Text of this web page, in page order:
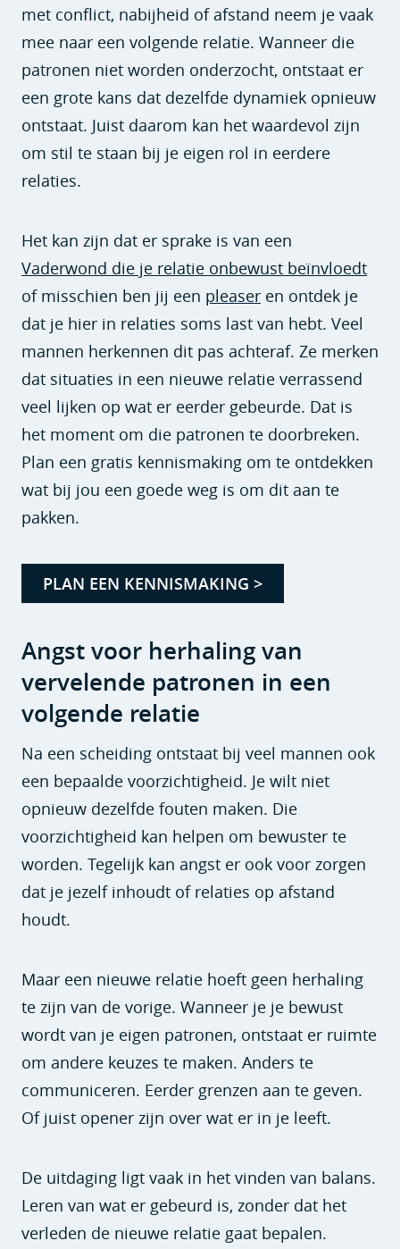
met conflict, nabijheid of afstand neem je vaak
mee naar een volgende relatie. Wanneer die
patronen niet worden onderzocht, ontstaat er
een grote kans dat dezelfde dynamiek opnieuw
ontstaat. Juist daarom kan het waardevol zijn
om stil te staan bij je eigen rol in eerdere
relaties.
Het kan zijn dat er sprake is van een
Vaderwond die je relatie onbewust beïnvloedt
of misschien ben jij een pleaser en ontdek je
dat je hier in relaties soms last van hebt. Veel
mannen herkennen dit pas achteraf. Ze merken
dat situaties in een nieuwe relatie verrassend
veel lijken op wat er eerder gebeurde. Dat is
het moment om die patronen te doorbreken.
Plan een gratis kennismaking om te ontdekken
wat bij jou een goede weg is om dit aan te
pakken.
PLAN EEN KENNISMAKING >
Angst voor herhaling van
vervelende patronen in een
volgende relatie
Na een scheiding ontstaat bij veel mannen ook
een bepaalde voorzichtigheid. Je wilt niet
opnieuw dezelfde fouten maken. Die
voorzichtigheid kan helpen om bewuster te
worden. Tegelijk kan angst er ook voor zorgen
dat je jezelf inhoudt of relaties op afstand
houdt.
Maar een nieuwe relatie hoeft geen herhaling
te zijn van de vorige. Wanneer je je bewust
wordt van je eigen patronen, ontstaat er ruimte
om andere keuzes te maken. Anders te
communiceren. Eerder grenzen aan te geven.
Of juist opener zijn over wat er in je leeft.
De uitdaging ligt vaak in het vinden van balans.
Leren van wat er gebeurd is, zonder dat het
verleden de nieuwe relatie gaat bepalen.